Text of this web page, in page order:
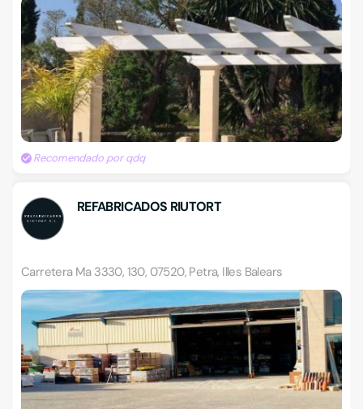
Recomendado por qdq
REFABRICADOS RIUTORT
Carretera Ma 3330, 130, 07520, Petra, Illes Balears